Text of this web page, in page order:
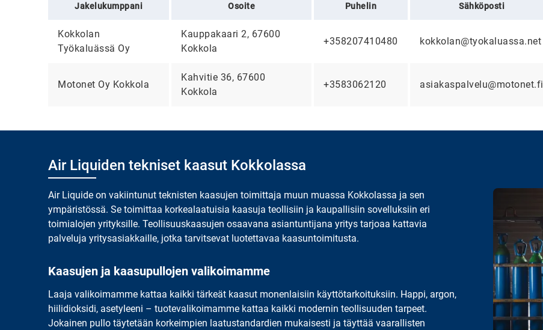
Jakelukumppani Osoite Puhelin Sähköposti
Kokkolan
Työkaluässä Oy
Kauppakaari 2, 67600
Kokkola
+358207410480 kokkolan@tyokaluassa.net
Motonet Oy Kokkola
Kahvitie 36, 67600
Kokkola
+3583062120 asiakaspalvelu@motonet.fi
Air Liquiden tekniset kaasut Kokkolassa
Air Liquide on vakiintunut teknisten kaasujen toimittaja muun muassa Kokkolassa ja sen
ympäristössä. Se toimittaa korkealaatuisia kaasuja teollisiin ja kaupallisiin sovelluksiin eri
toimialojen yrityksille. Teollisuuskaasujen osaavana asiantuntijana yritys tarjoaa kattavia
palveluja yritysasiakkaille, jotka tarvitsevat luotettavaa kaasuntoimitusta.
Kaasujen ja kaasupullojen valikoimamme
Laaja valikoimamme kattaa kaikki tärkeät kaasut monenlaisiin käyttötarkoituksiin. Happi, argon,
hiilidioksidi, asetyleeni – tuotevalikoimamme kattaa kaikki modernin teollisuuden tarpeet.
Jokainen pullo täytetään korkeimpien laatustandardien mukaisesti ja täyttää vaarallisten